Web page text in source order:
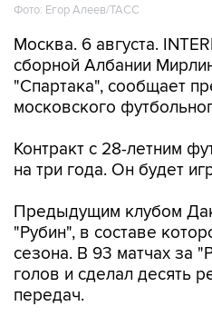
Фото: Егор Алеев/ТАСС
Москва. 6 августа.
сборной Албании
"Спартака", сообщает
московского
Контракт с 28-летним
на три года. Он будет
Предыдущим клубом
"Рубин", в составе
сезона. В 93 матчах за
голов и сделал десять
передач.